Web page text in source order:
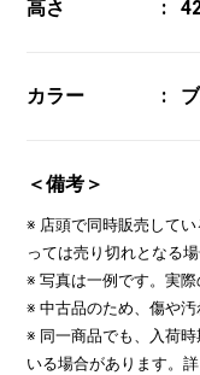
高さ
カラー
＜備考＞
※ 店頭で同時販売して
っては売り切れとなる
※ 写真は一例です。実際
※ 中古品のため、傷や汚
※ 同一商品でも、入荷
いる場合があります。